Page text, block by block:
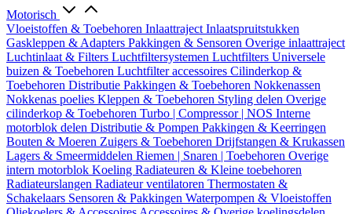
Motorisch
Vloeistoffen & Toebehoren Inlaattraject Inlaatspruitstukken
Gaskleppen & Adapters Pakkingen & Sensoren Overige inlaattraject
Luchtinlaat & Filters Luchtfiltersystemen Luchtfilters Universele
buizen & Toebehoren Luchtfilter accessoires Cilinderkop &
Toebehoren Distributie Pakkingen & Toebehoren Nokkenassen
Nokkenas poelies Kleppen & Toebehoren Styling delen Overige
cilinderkop & Toebehoren Turbo | Compressor | NOS Interne
motorblok delen Distributie & Pompen Pakkingen & Keerringen
Bouten & Moeren Zuigers & Toebehoren Drijfstangen & Krukassen
Lagers & Smeermiddelen Riemen | Snaren | Toebehoren Overige
intern motorblok Koeling Radiateuren & Kleine toebehoren
Radiateurslangen Radiateur ventilatoren Thermostaten &
Schakelaars Sensoren & Pakkingen Waterpompen & Vloeistoffen